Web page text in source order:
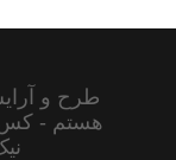
طرح و
هستم - کس